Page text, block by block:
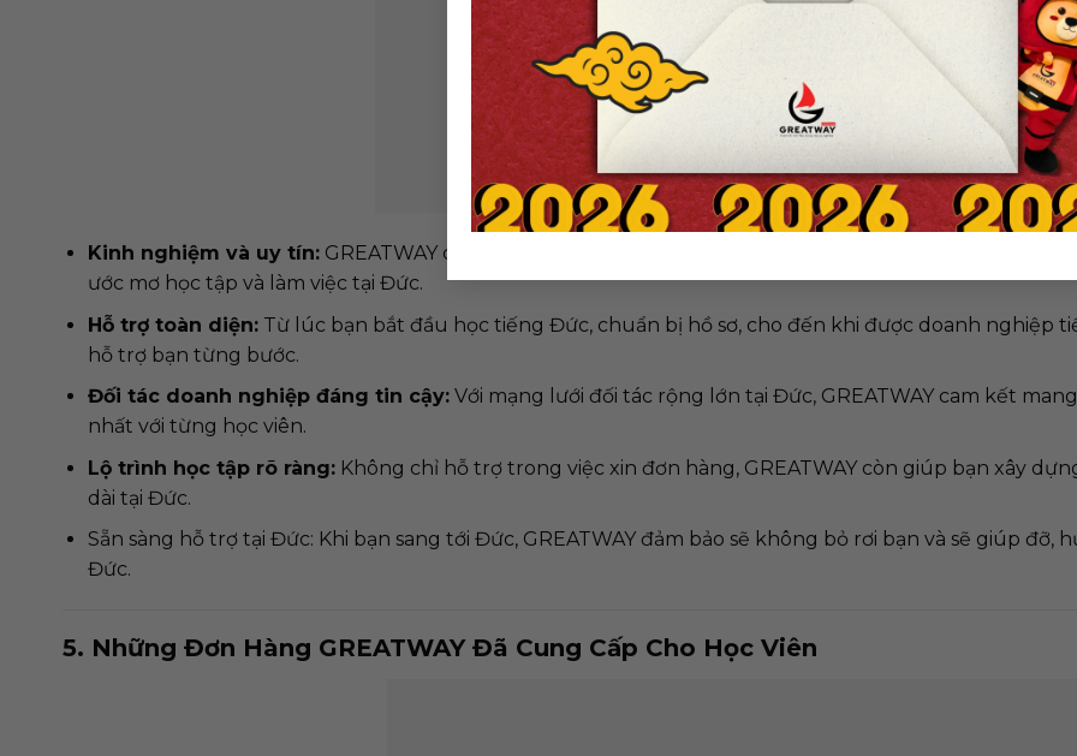
Kinh nghiệm và uy tín:GREATWAY có nhiều năm kinh nghiệm trong lĩnh vực tư vấn du học nghề
ước mơ học tập và làm việc tại Đức.
Hỗ trợ toàn diện:Từ lúc bạn bắt đầu học tiếng Đức, chuẩn bị hồ sơ, cho đến khi được doanh nghiệp
hỗ trợ bạn từng bước.
Đối tác doanh nghiệp đáng tin cậy:Với mạng lưới đối tác rộng lớn tại Đức, GREATWAY cam kết
nhất với từng học viên.
Lộ trình học tập rõ ràng:Không chỉ hỗ trợ trong việc xin đơn hàng, GREATWAY còn giúp bạn xây
dài tại Đức.
Sẵn sàng hỗ trợ tại Đức: Khi bạn sang tới Đức, GREATWAY đảm bảo sẽ không bỏ rơi bạn và sẽ giúp
Đức.
5. Những Đơn Hàng GREATWAY Đã Cung Cấp Cho Học Viên